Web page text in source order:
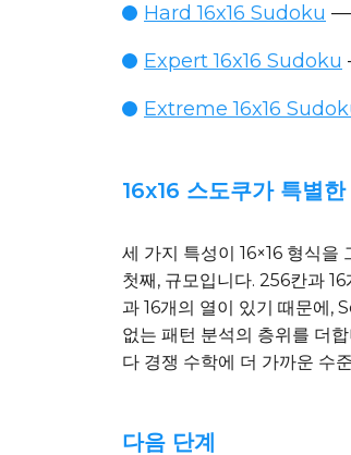
Hard 16x16 Sudoku —
Expert 16x16 Sudoku
Extreme 16x16
16x16 스도쿠가 특별
세 가지 특성이 16×16 형식을
첫째, 규모입니다. 256칸과
과 16개의 열이 있기 때문에,
없는 패턴 분석의 층위를 더
다 경쟁 수학에 더 가까운 수
다음 단계